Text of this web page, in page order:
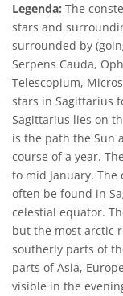
Legenda: The
stars and
surrounded by
Serpens Cauda,
Telescopium,
stars in Sagittarius
Sagittarius lies on
is the path the Sun
course of a year.
to mid January.
often be found in
celestial equator.
but the most arctic
southerly parts of
parts of Asia,
visible in the